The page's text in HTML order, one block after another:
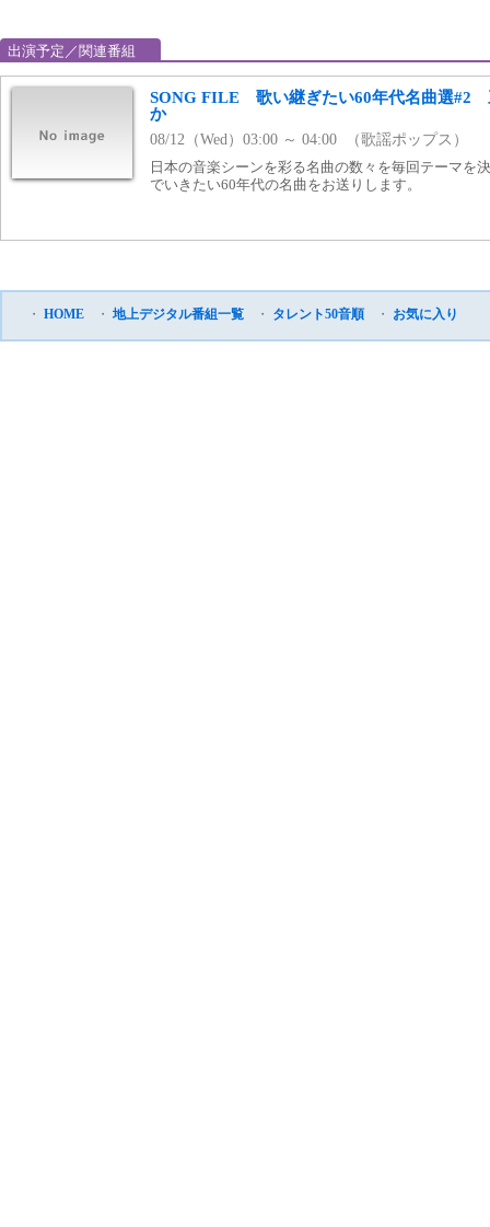
出演予定／関連番組
SONG FILE 歌い継ぎたい60年代名曲選#2
か
08/12（Wed）03:00 ～ 04:00 （歌謡ポップス）
日本の音楽シーンを彩る名曲の数々を毎回テーマを
でいきたい60年代の名曲をお送りします。
・ HOME ・ 地上デジタル番組一覧 ・ タレント50音順 ・ お気に入り